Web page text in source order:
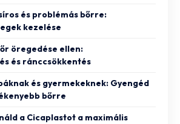
és problémás bőrre:
kezelése
öregedése ellen:
és ránccsökkentés
és gyermekeknek: Gyengéd
bőrre
a Cicaplastot a maximális